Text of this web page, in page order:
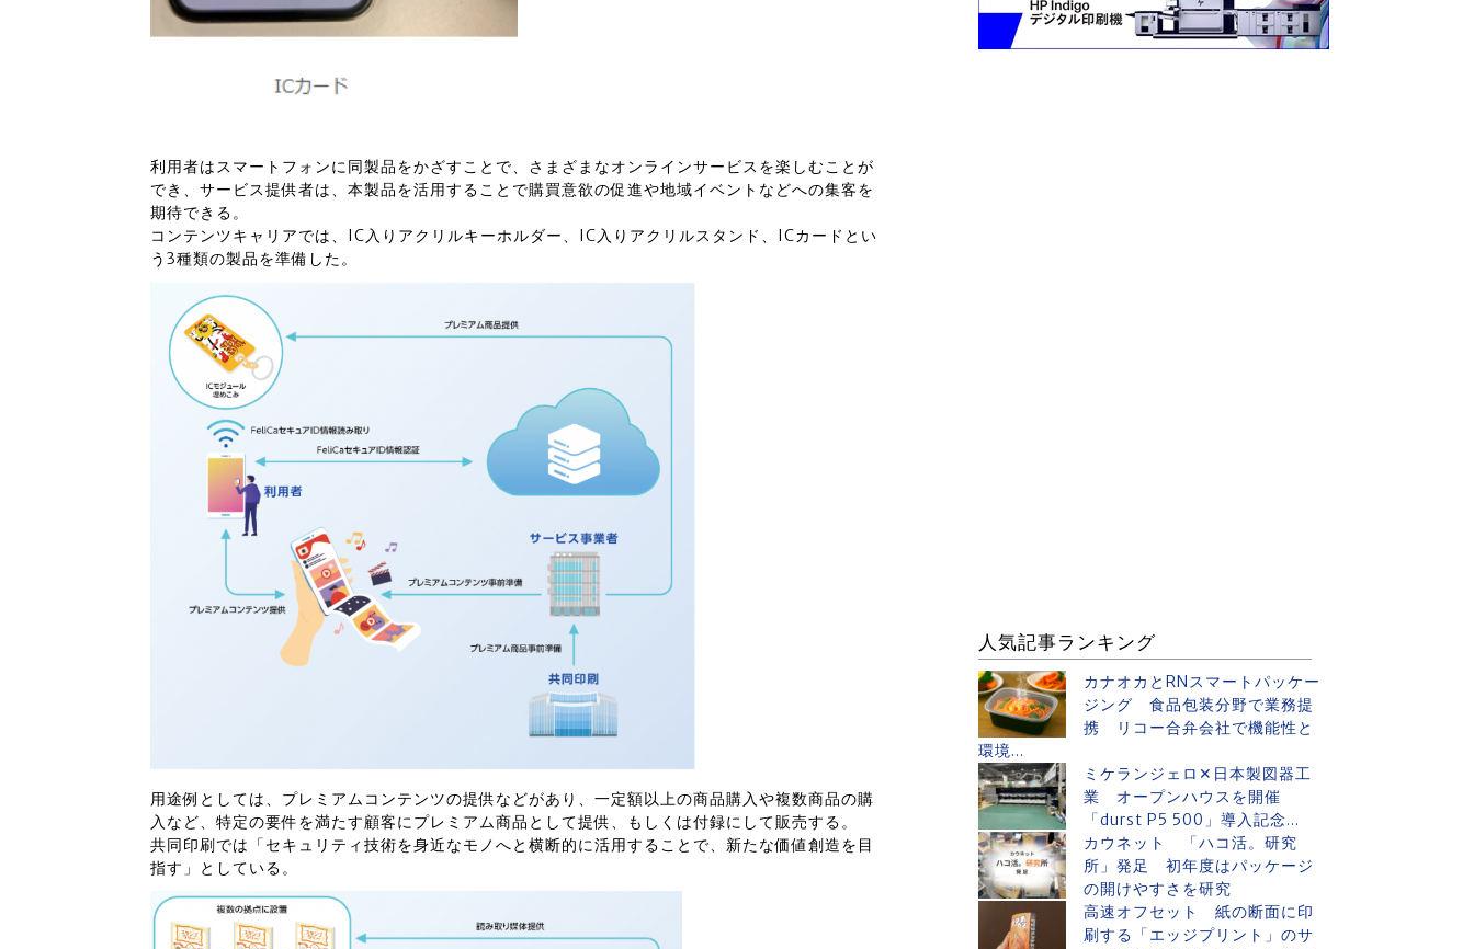
利用者はスマートフォンに同製品をかざすことで、さまざまなオンラインサービスを楽しむことが
でき、サービス提供者は、本製品を活用することで購買意欲の促進や地域イベントなどへの集客を
期待できる。
コンテンツキャリアでは、IC入りアクリルキーホルダー、IC入りアクリルスタンド、ICカードとい
う3種類の製品を準備した。
用途例としては、プレミアムコンテンツの提供などがあり、一定額以上の商品購入や複数商品の購
入など、特定の要件を満たす顧客にプレミアム商品として提供、もしくは付録にして販売する。
共同印刷では「セキュリティ技術を身近なモノへと横断的に活用することで、新たな価値創造を目
指す」としている。
人気記事ランキング
カナオカとRNスマートパッケー
ジング 食品包装分野で業務提
携 リコー合弁会社で機能性と
環境...
ミケランジェロ✕日本製図器工
業 オープンハウスを開催
「durst P5 500」導入記念...
カウネット 「ハコ活。研究
所」発足 初年度はパッケージ
の開けやすさを研究
高速オフセット 紙の断面に印
刷する「エッジプリント」のサ